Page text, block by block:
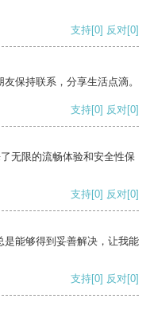
支持[0] 反对[0]
保持联系，分享生活点滴。
支持[0] 反对[0]
无限的流畅体验和安全性保
支持[0] 反对[0]
是能够得到妥善解决，让我能
支持[0] 反对[0]